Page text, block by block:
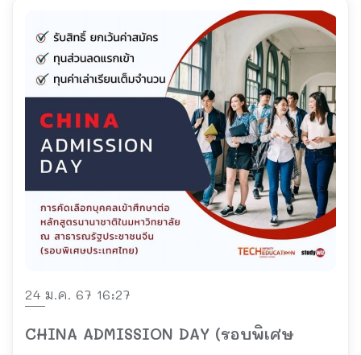
24 ม.ค. 67 16:27
CHINA ADMISSION DAY (รอบพิเศษ